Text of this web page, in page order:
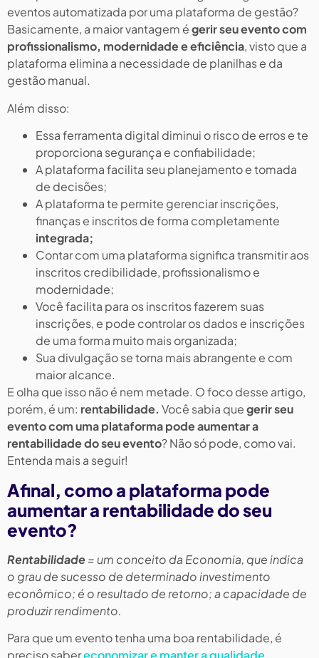
eventos automatizada por uma plataforma de gestão?
Basicamente, a maior vantagem égerir seu evento com
profissionalismo, modernidade e eficiência, visto que a
plataforma elimina a necessidade de planilhas e da
gestão manual.
Além disso:
Essa ferramenta digital diminui o risco de erros e te
proporciona segurança e confiabilidade;
A plataforma facilita seu planejamento e tomada
de decisões;
A plataforma te permite gerenciar inscrições,
finanças e inscritos de forma completamente
integrada;
Contar com uma plataforma significa transmitir aos
inscritos credibilidade, profissionalismo e
modernidade;
Você facilita para os inscritos fazerem suas
inscrições, e pode controlar os dados e inscrições
de uma forma muito mais organizada;
Sua divulgação se torna mais abrangente e com
maior alcance.
E olha que isso não é nem metade. O foco desse artigo,
porém, é um: rentabilidade. Você sabia quegerir seu
evento com uma plataforma pode aumentar a
rentabilidade do seu evento? Não só pode, como vai.
Entenda mais a seguir!
Afinal, como a plataforma pode
aumentar a rentabilidade do seu
evento?
Rentabilidade= um conceito da Economia, que indica
o grau de sucesso de determinado investimento
econômico; é o resultado de retorno; a capacidade de
produzir rendimento.
Para que um evento tenha uma boa rentabilidade, é
preciso sabereconomizar e manter a qualidade